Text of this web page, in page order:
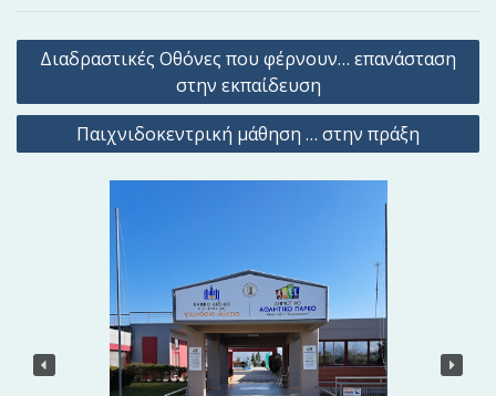
Π
ο
ή
Διαδραστικές Οθόνες που φέρνουν… επανάσταση
στην εκπαίδευση
Παιχνιδοκεντρική μάθηση … στην πράξη